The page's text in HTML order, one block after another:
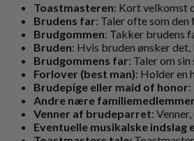
Toastmasteren: Kort velkomst
Brudens far: Taler ofte som
Brudgommen: Takker brudens
Bruden: Hvis bruden ønsker
Brudgommens far: Taler om
Forlover (best man): Holder en
Brudepige eller maid of honor
Andre nære familiemedlemmer
Venner af brudeparret:
Eventuelle musikalske indslag